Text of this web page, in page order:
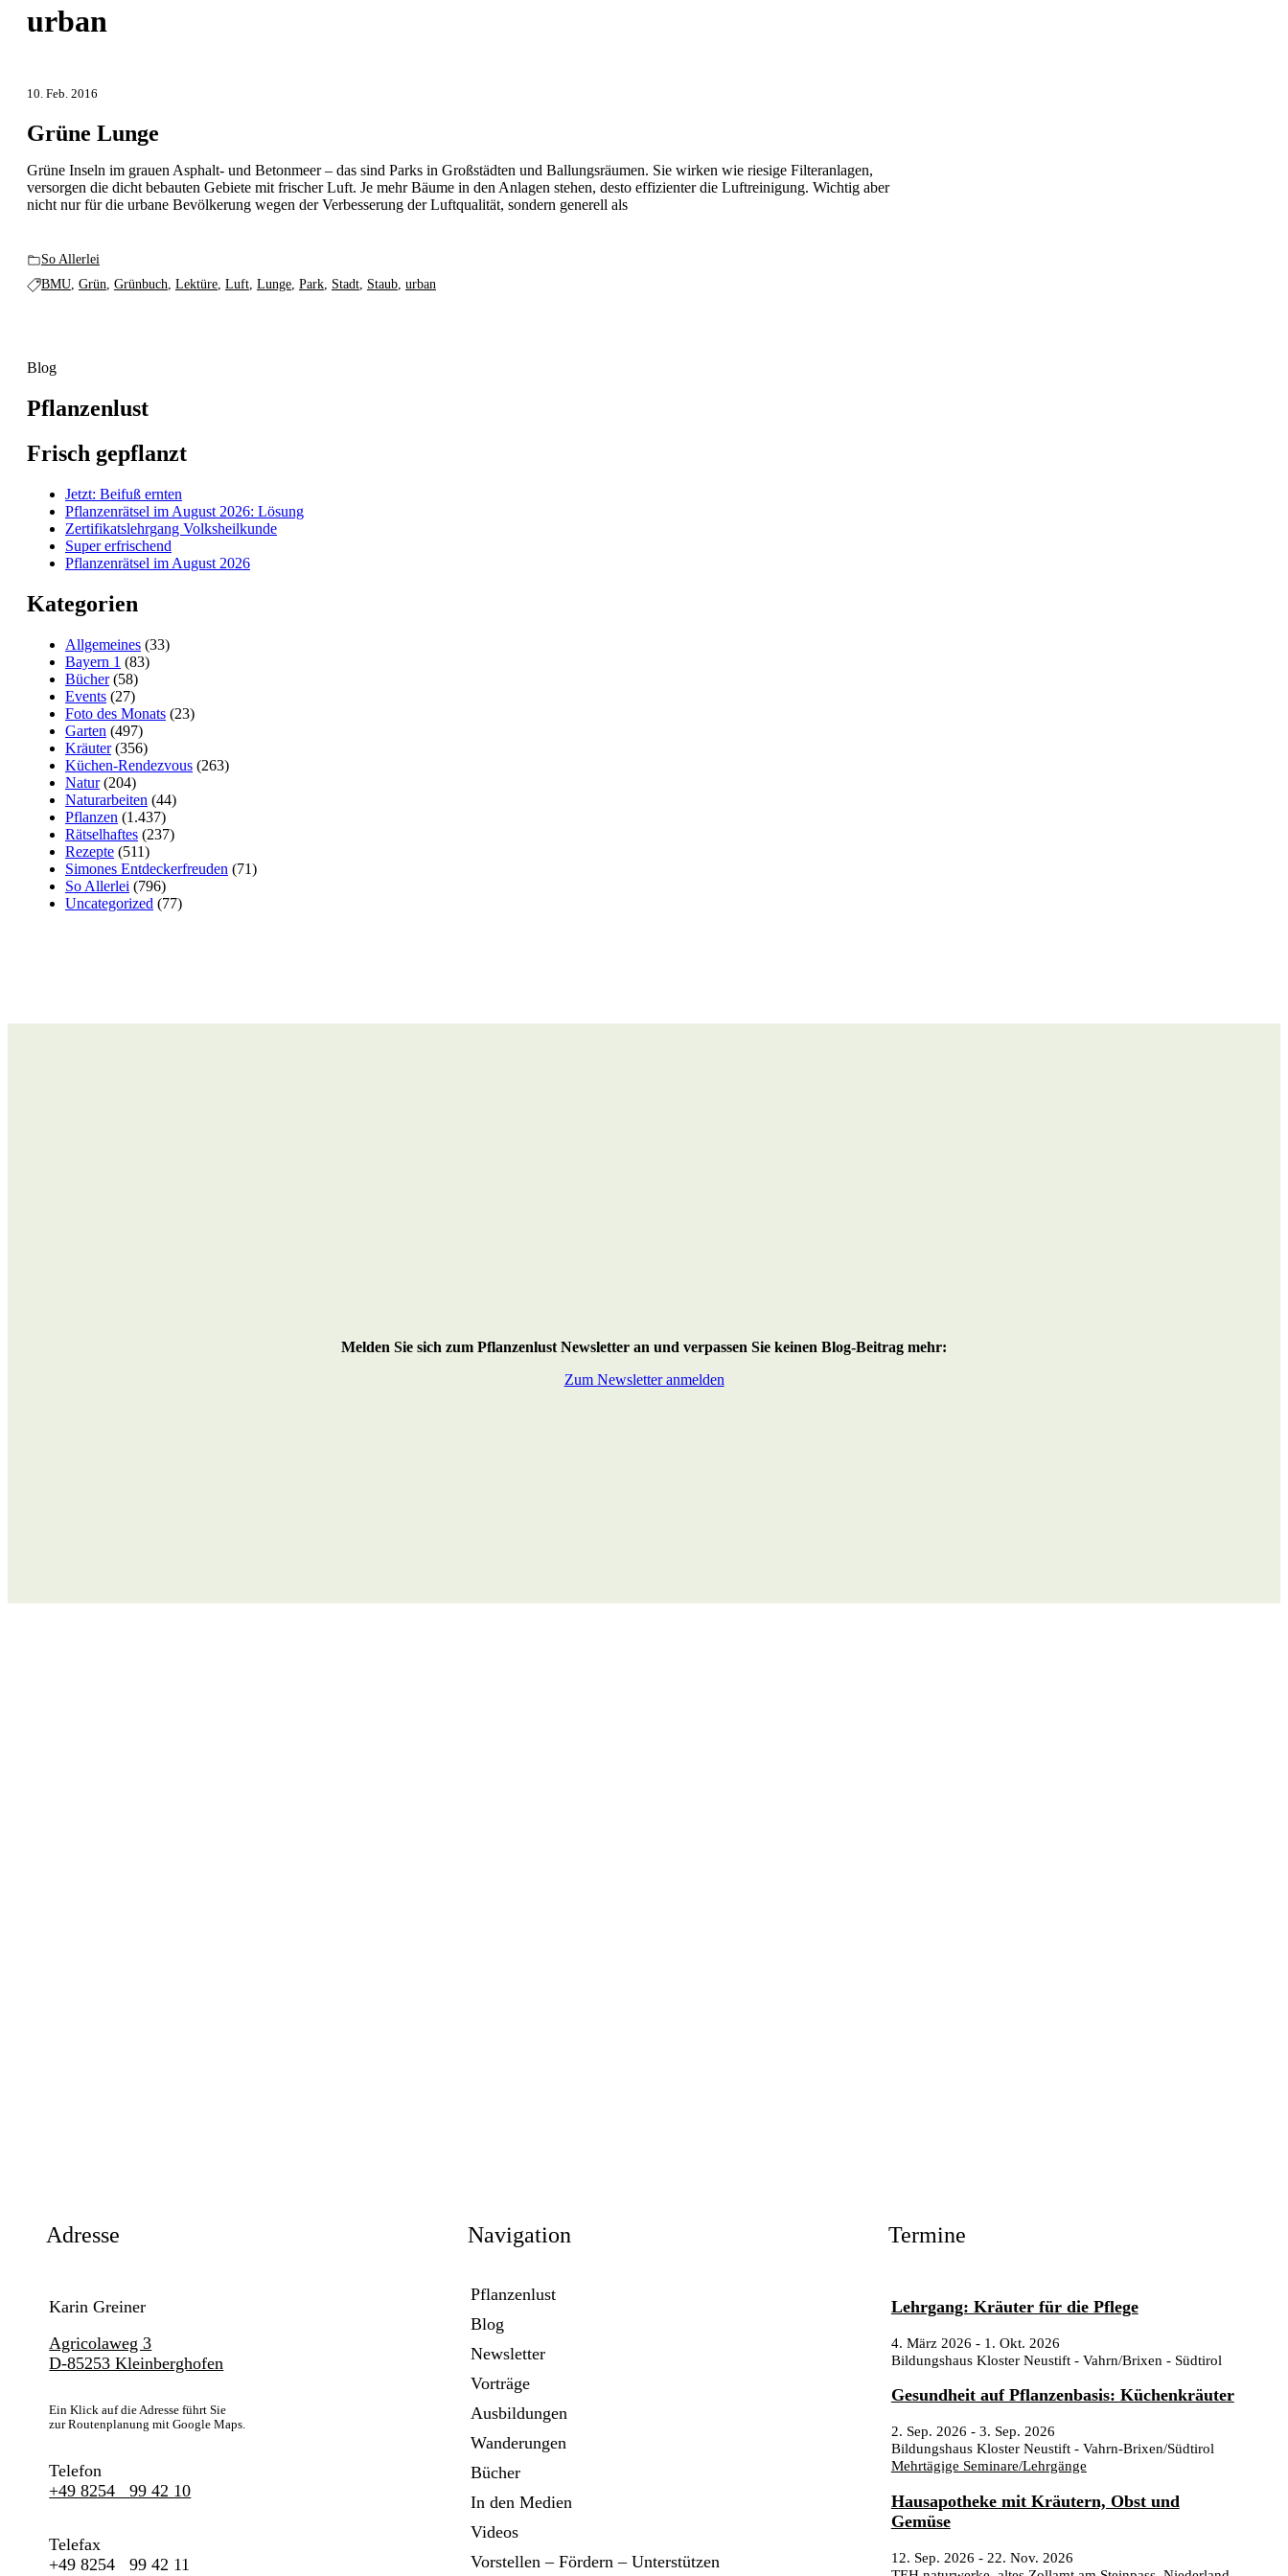
urban
10. Feb. 2016
Grüne Lunge
Grüne Inseln im grauen Asphalt- und Betonmeer – das sind Parks in Großstädten und Ballungsräumen. Sie wirken wie riesige Filteranlagen,
versorgen die dicht bebauten Gebiete mit frischer Luft. Je mehr Bäume in den Anlagen stehen, desto effizienter die Luftreinigung. Wichtig aber
nicht nur für die urbane Bevölkerung wegen der Verbesserung der Luftqualität, sondern generell als
So Allerlei
BMU, Grün, Grünbuch, Lektüre, Luft, Lunge, Park, Stadt, Staub, urban
Blog
Pflanzenlust
Frisch gepflanzt
Jetzt: Beifuß ernten
Pflanzenrätsel im August 2026: Lösung
Zertifikatslehrgang Volksheilkunde
Super erfrischend
Pflanzenrätsel im August 2026
Kategorien
Allgemeines (33)
Bayern 1 (83)
Bücher(58)
Events (27)
Foto des Monats (23)
Garten (497)
Kräuter(356)
Küchen-Rendezvous (263)
Natur(204)
Naturarbeiten (44)
Pflanzen (1.437)
Rätselhaftes (237)
Rezepte (511)
Simones Entdeckerfreuden (71)
So Allerlei (796)
Uncategorized (77)
Melden Sie sich zum Pflanzenlust Newsletter an und verpassen Sie keinen Blog-Beitrag mehr:
Zum Newsletter anmelden
Adresse
Karin Greiner
Agricolaweg 3
D-85253 Kleinberghofen
Ein Klick auf die Adresse führt Sie
zur Routenplanung mit Google Maps.
Telefon
+49 8254 99 42 10
Telefax
+49 8254 99 42 11
Navigation
Pflanzenlust
Blog
Newsletter
Vorträge
Ausbildungen
Wanderungen
Bücher
In den Medien
Videos
Vorstellen – Fördern – Unterstützen
Termine
Lehrgang: Kräuter für die Pflege
4. März 2026 - 1. Okt. 2026
Bildungshaus Kloster Neustift - Vahrn/Brixen - Südtirol
Gesundheit auf Pflanzenbasis: Küchenkräuter
2. Sep. 2026 - 3. Sep. 2026
Bildungshaus Kloster Neustift - Vahrn-Brixen/Südtirol
Mehrtägige Seminare/Lehrgänge
Hausapotheke mit Kräutern, Obst und
Gemüse
12. Sep. 2026 - 22. Nov. 2026